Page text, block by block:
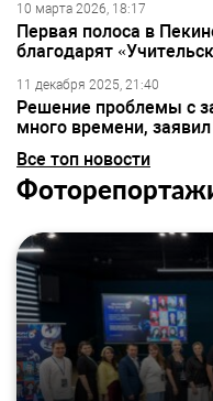
10 марта 2026, 18:17
Первая полоса в
благодарят
11 декабря 2025, 21:40
Решение проблемы с
много времени,
Все топ новости